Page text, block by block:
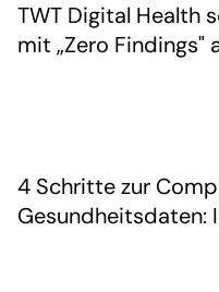
TWT Digital Health
mit „Zero Findings"
4 Schritte zur
Gesundheitsdaten: